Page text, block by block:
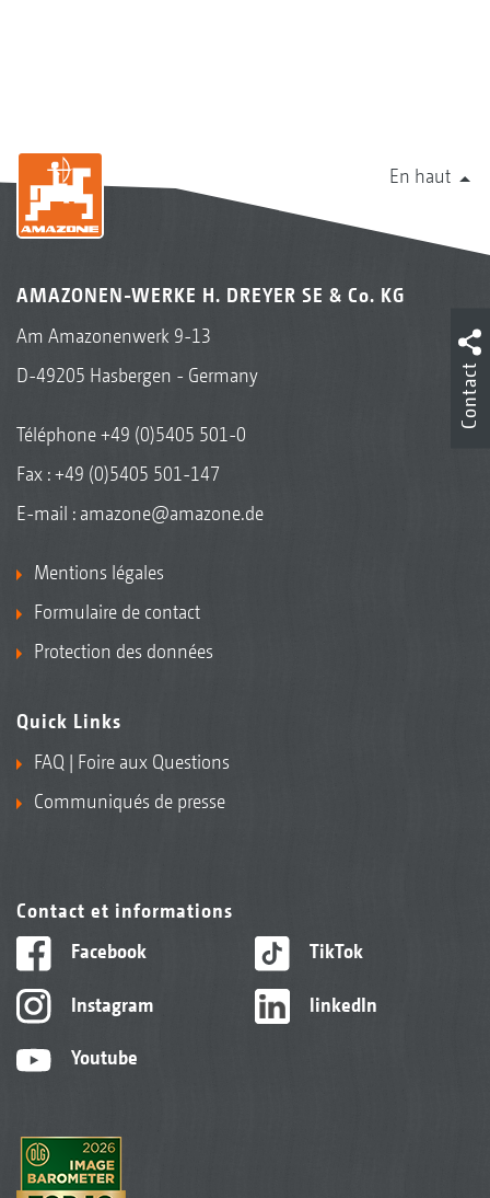
En haut
AMAZONEN-WERKE H. DREYER SE & Co. KG
Am Amazonenwerk 9-13
D-49205 Hasbergen - Germany
Téléphone+49 (0)5405 501-0
Fax : +49 (0)5405 501-147
E-mail : amazone@amazone.de
Mentions légales
Formulaire de contact
Protection des données
Quick Links
FAQ | Foire aux Questions
Communiqués de presse
Contact et informations
Facebook
Instagram
Youtube
TikTok
linkedIn
Contact